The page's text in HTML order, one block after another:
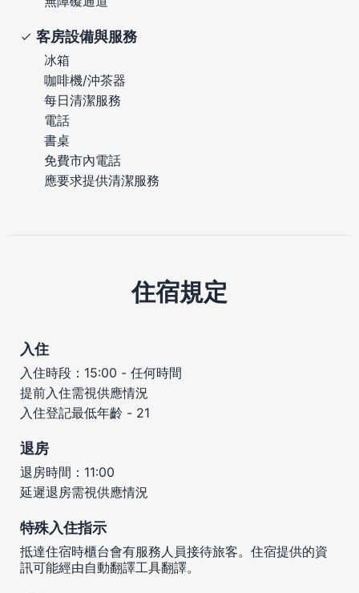
客房設備與服務
冰箱
咖啡機/沖茶器
每日清潔服務
電話
書桌
免費市內電話
應要求提供清潔服務
住宿規定
入住
入住時段：15:00 - 任何時間
提前入住需視供應情況
入住登記最低年齡 - 21
退房
退房時間：11:00
延遲退房需視供應情況
特殊入住指示
抵達住宿時櫃台會有服務人員接待旅客。住宿提供的資
訊可能經由自動翻譯工具翻譯。